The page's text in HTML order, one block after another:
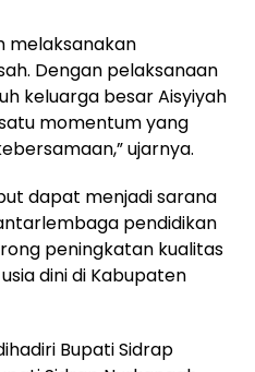
melaksanakan
Dengan pelaksanaan
keluarga besar Aisyiyah
momentum yang
ujarnya.
dapat menjadi sarana
pendidikan
peningkatan kualitas
dini di Kabupaten
Bupati Sidrap